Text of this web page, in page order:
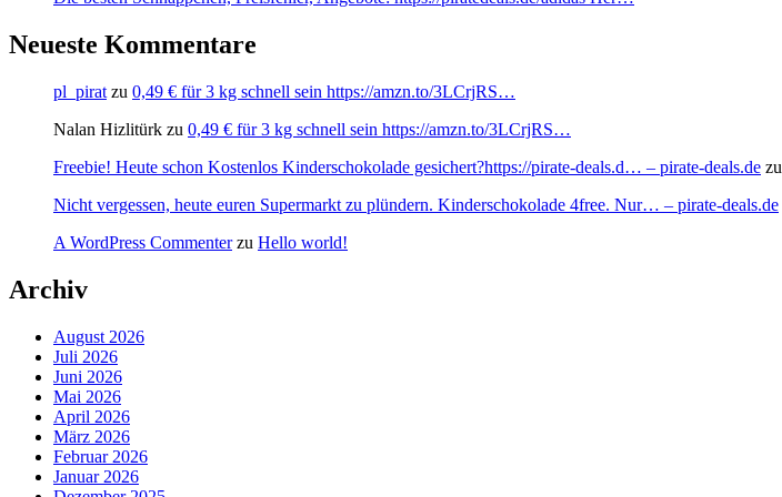
Neueste Kommentare
pl_pirat zu 0,49 € für 3 kg schnell sein https://amzn.to/3LCrjRS…
Nalan Hizlitürk zu 0,49 € für 3 kg schnell sein https://amzn.to/3LCrjRS…
Freebie! Heute schon Kostenlos Kinderschokolade gesichert?https://pirate-deals.d… – pirate-deals.de zu
Nicht vergessen, heute euren Supermarkt zu plündern. Kinderschokolade 4free. Nur… – pirate-deals.de
A WordPress Commenterzu Hello world!
Archiv
August 2026
Juli 2026
Juni 2026
Mai 2026
April 2026
März 2026
Februar 2026
Januar 2026